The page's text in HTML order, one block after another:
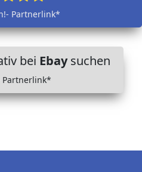
Partnerlink*
bei Ebaysuchen
Partnerlink*